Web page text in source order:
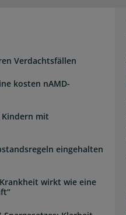
Verdachtsfällen
kosten nAMD-
Kindern mit
eingehalten
wirkt wie eine